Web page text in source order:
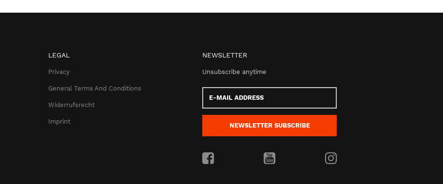
LEGAL
Privacy
General Terms And Conditions
Widerrufsrecht
Imprint
NEWSLETTER
Unsubscribe anytime
E-
Mail
address
NEWSLETTER SUBSCRIBE